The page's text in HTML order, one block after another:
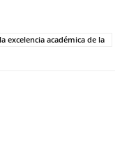
excelencia académica de la